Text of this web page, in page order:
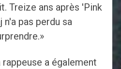
Treize ans après 'Pink
n'a pas perdu sa
a également